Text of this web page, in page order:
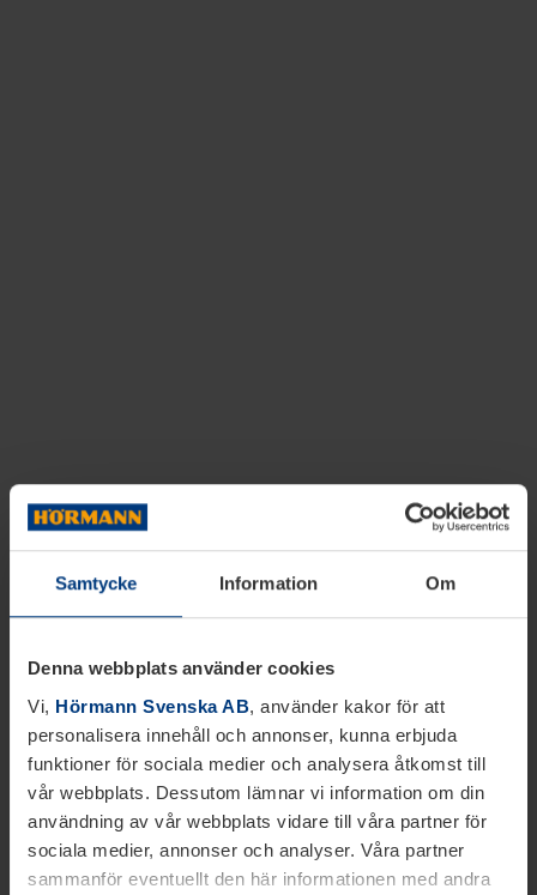
Samtycke Information Om
Denna webbplats använder cookies
Vi, Hörmann Svenska AB, använder kakor för att
personalisera innehåll och annonser, kunna erbjuda
funktioner för sociala medier och analysera åtkomst till
vår webbplats. Dessutom lämnar vi information om din
användning av vår webbplats vidare till våra partner för
sociala medier, annonser och analyser. Våra partner
sammanför eventuellt den här informationen med andra